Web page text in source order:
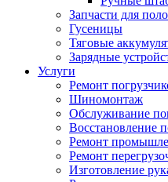
Запчасти для
Гусеницы
Тяговые
Зарядные
Услуги
Ремонт
Шиномонтаж
Обслуживание
Восстановление
Ремонт
Ремонт
Изготовление